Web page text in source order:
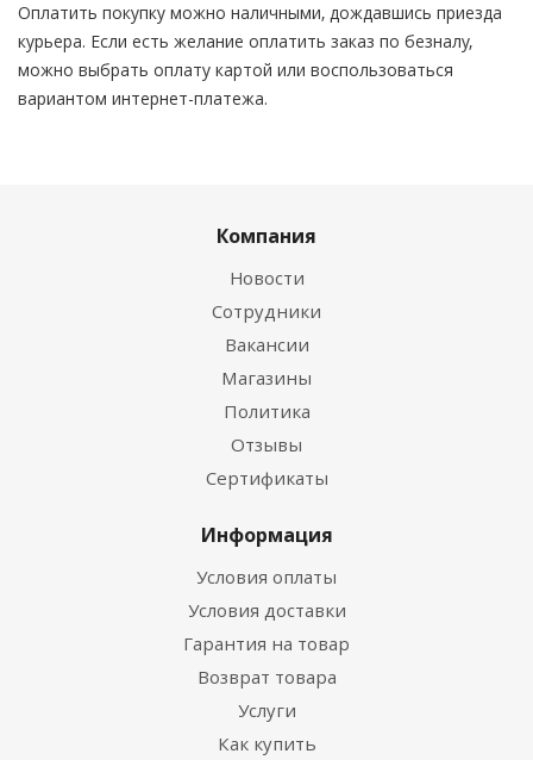
Оплатить покупку можно наличными, дождавшись приезда
курьера. Если есть желание оплатить заказ по безналу,
можно выбрать оплату картой или воспользоваться
вариантом интернет-платежа.
Компания
Новости
Сотрудники
Вакансии
Магазины
Политика
Отзывы
Сертификаты
Информация
Условия оплаты
Условия доставки
Гарантия на товар
Возврат товара
Услуги
Как купить